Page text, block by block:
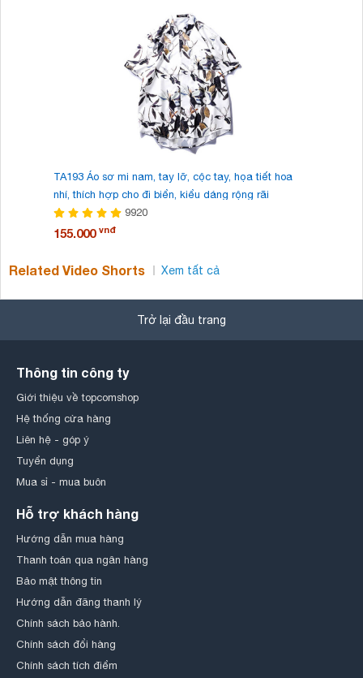
TA193 Áo sơ mi nam, tay lỡ, cộc tay, họa tiết hoa
nhí, thích hợp cho đi biển, kiểu dáng rộng rãi
9920
155.000 vnđ
Related Video Shorts Xem tất cả
Trở lại đầu trang
Thông tin công ty
Giới thiệu về topcomshop
Hệ thống cửa hàng
Liên hệ - góp ý
Tuyển dụng
Mua sỉ - mua buôn
Hỗ trợ khách hàng
Hướng dẫn mua hàng
Thanh toán qua ngân hàng
Bảo mật thông tin
Hướng dẫn đăng thanh lý
Chính sách bảo hành.
Chính sách đổi hàng
Chính sách tích điểm